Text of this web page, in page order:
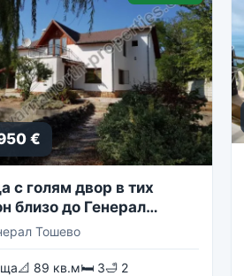
€
с голям двор в тих
близо до Генерал
Тошево
📐 89 кв.м🛏 3🛁 2